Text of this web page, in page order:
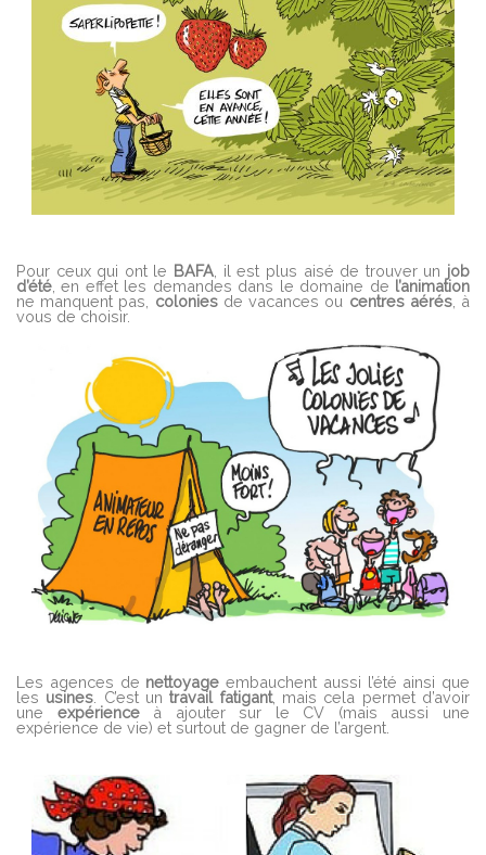
Pour ceux qui ont le BAFA , il est plus aisé de trouver un job
d’été , en effet les demandes dans le domaine de l’animation
ne manquent pas, coloniesde vacances ou centres aérés, à
vous de choisir.
Les agences de nettoyage embauchent aussi l’été ainsi que
les usines . C’est untravail fatigant, mais cela permet d’avoir
une expérienceà ajouter sur le CV (mais aussi une
expérience de vie) et surtout de gagner de l’argent.